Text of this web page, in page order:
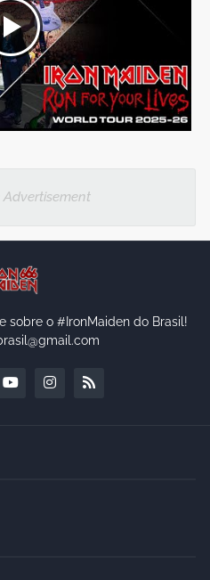
Advertisement
sobre o #IronMaiden do Brasil!